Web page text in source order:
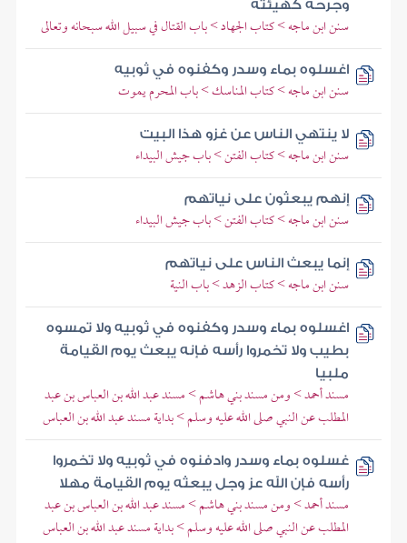
وجرحه كهيئته
سنن ابن ماجه > كتاب الجهاد > باب القتال في سبيل الله سبحانه وتعالى
اغسلوه بماء وسدر وكفنوه في ثوبيه
سنن ابن ماجه > كتاب المناسك > باب المحرم يموت
لا ينتهي الناس عن غزو هذا البيت
سنن ابن ماجه > كتاب الفتن > باب جيش البيداء
إنهم يبعثون على نياتهم
سنن ابن ماجه > كتاب الفتن > باب جيش البيداء
إنما يبعث الناس على نياتهم
سنن ابن ماجه > كتاب الزهد > باب النية
اغسلوه بماء وسدر وكفنوه في ثوبيه ولا تمسوه
بطيب ولا تخمروا رأسه فإنه يبعث يوم القيامة
ملبيا
مسند أحمد > ومن مسند بني هاشم > مسند عبد الله بن العباس بن عبد
المطلب عن النبي صلى الله عليه وسلم > بداية مسند عبد الله بن العباس
غسلوه بماء وسدر وادفنوه في ثوبيه ولا تخمروا
رأسه فإن الله عز وجل يبعثه يوم القيامة مهلا
مسند أحمد > ومن مسند بني هاشم > مسند عبد الله بن العباس بن عبد
المطلب عن النبي صلى الله عليه وسلم > بداية مسند عبد الله بن العباس